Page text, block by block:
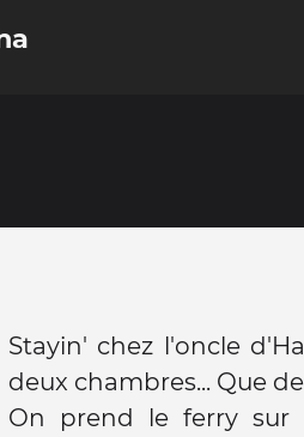
Stayin' chez l'oncle
deux chambres... Que
On prend le ferry sur